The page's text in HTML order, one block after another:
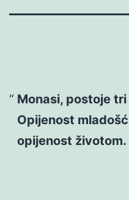
Monasi, postoje
Opijenost
opijenost životom.